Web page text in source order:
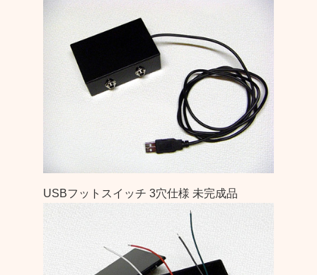
USBフットスイッチ 3穴仕様 未完成品